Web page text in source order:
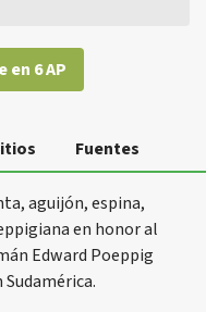
en 6 AP
Fuentes
aguijón, espina,
en honor al
Edward Poeppig